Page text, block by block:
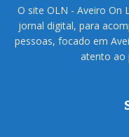
O site OLN - Aveiro On
jornal digital, para
pessoas, focado em
atento ao